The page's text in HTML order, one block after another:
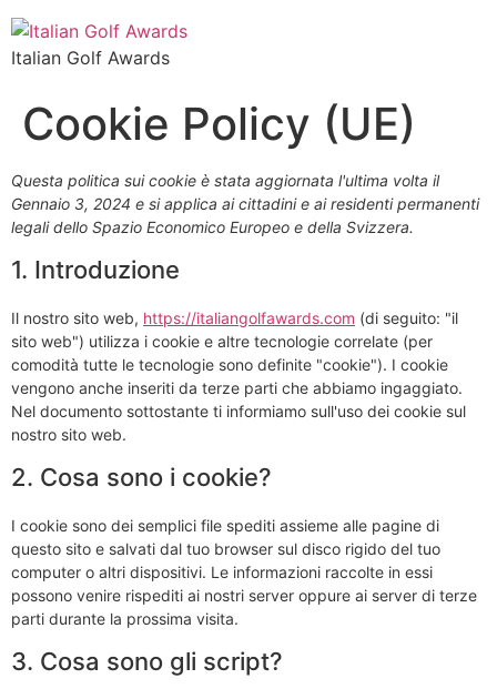
Italian Golf Awards
Cookie Policy (UE)
Questa politica sui cookie è stata aggiornata l'ultima volta il
Gennaio 3, 2024 e si applica ai cittadini e ai residenti permanenti
legali dello Spazio Economico Europeo e della Svizzera.
1. Introduzione
Il nostro sito web, https://italiangolfawards.com (di seguito: "il
sito web") utilizza i cookie e altre tecnologie correlate (per
comodità tutte le tecnologie sono definite "cookie"). I cookie
vengono anche inseriti da terze parti che abbiamo ingaggiato.
Nel documento sottostante ti informiamo sull'uso dei cookie sul
nostro sito web.
2. Cosa sono i cookie?
I cookie sono dei semplici file spediti assieme alle pagine di
questo sito e salvati dal tuo browser sul disco rigido del tuo
computer o altri dispositivi. Le informazioni raccolte in essi
possono venire rispediti ai nostri server oppure ai server di terze
parti durante la prossima visita.
3. Cosa sono gli script?